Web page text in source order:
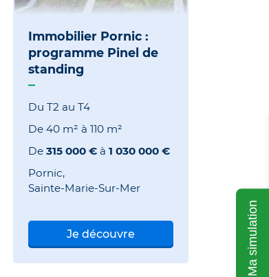
Immobilier Pornic :
programme Pinel de
standing
Du T2 au T4
De 40 m² à 110 m²
De 315 000 €à 1 030 000 €
Pornic
Sainte-Marie-Sur-Mer
Je découvre Ma simulation